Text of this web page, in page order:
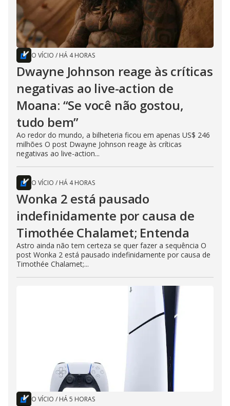
O VÍCIO / HÁ 4 HORAS
Dwayne Johnson reage às críticas
negativas ao live-action de
Moana: “Se você não gostou,
tudo bem”
Ao redor do mundo, a bilheteria ficou em apenas US$ 246
milhões O post Dwayne Johnson reage às críticas
negativas ao live-action...
O VÍCIO / HÁ 4 HORAS
Wonka 2 está pausado
indefinidamente por causa de
Timothée Chalamet; Entenda
Astro ainda não tem certeza se quer fazer a sequência O
post Wonka 2 está pausado indefinidamente por causa de
Timothée Chalamet;...
O VÍCIO / HÁ 5 HORAS